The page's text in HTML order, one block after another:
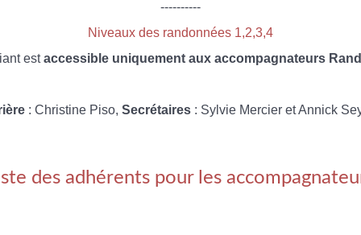
----------
Niveaux des randonnées 1,2,3,4
estaccessible uniquement aux accompagnateurs
: Christine Piso, Secrétaires : Sylvie Mercier et Annick
des adhérents pour les